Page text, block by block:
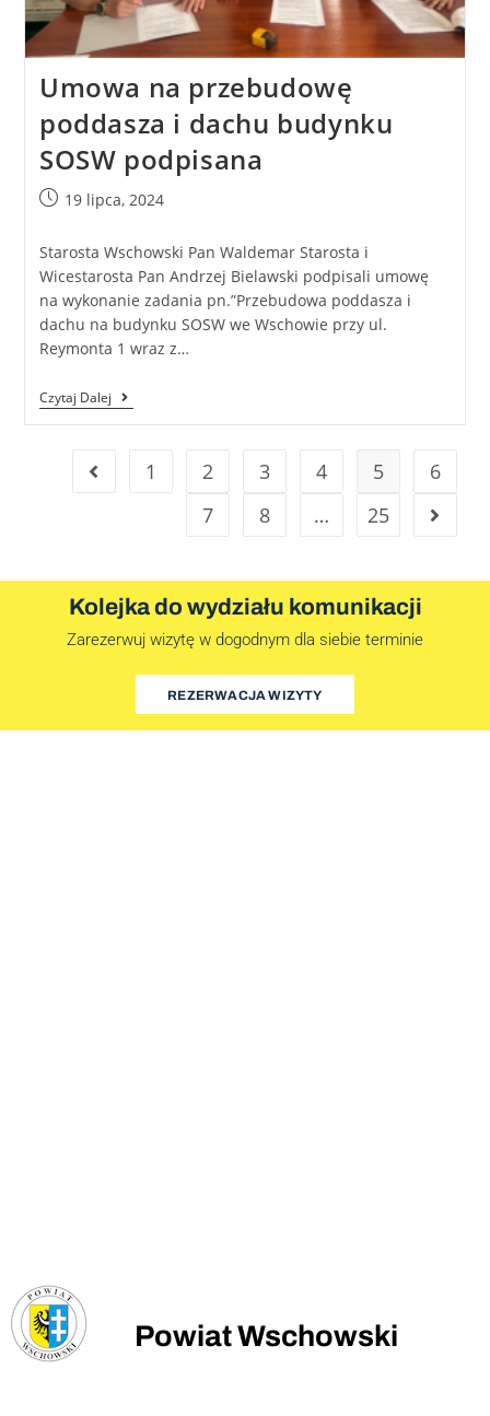
Umowa na przebudowę
poddasza i dachu budynku
SOSW podpisana
19 lipca, 2024
Starosta Wschowski Pan Waldemar Starosta i
Wicestarosta Pan Andrzej Bielawski podpisali umowę
na wykonanie zadania pn.”Przebudowa poddasza i
dachu na budynku SOSW we Wschowie przy ul.
Reymonta 1 wraz z…
Czytaj Dalej
1 2 3 4 5
6
7
8 … 25
Kolejka do wydziału komunikacji
Zarezerwuj wizytę w dogodnym dla siebie terminie
REZERWACJA WIZYTY
Powiat Wschowski